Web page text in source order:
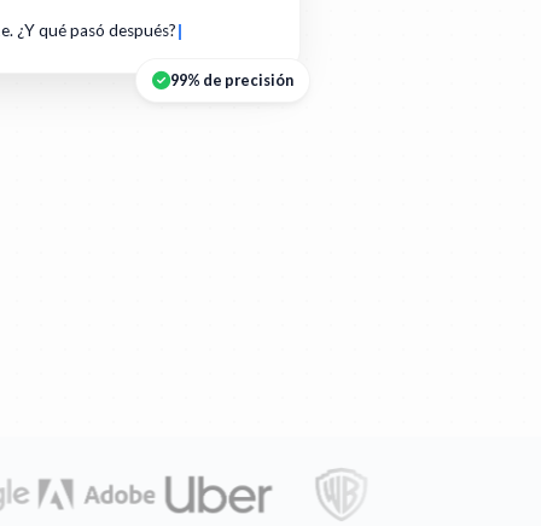
¿Y qué pasó después?
99% de precisión